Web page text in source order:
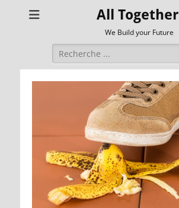
All Together
We Build your Future
Rechercher :